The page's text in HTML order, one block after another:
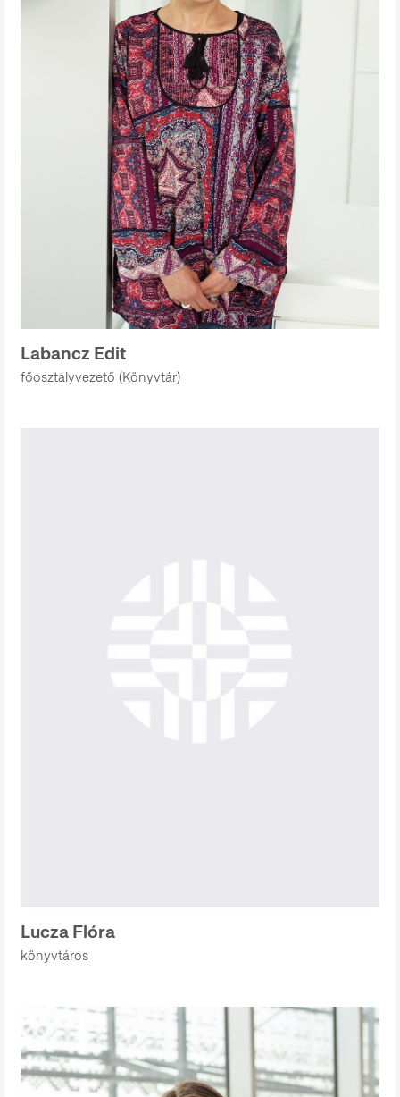
Labancz Edit
főosztályvezető (Könyvtár)
Lucza Flóra
könyvtáros